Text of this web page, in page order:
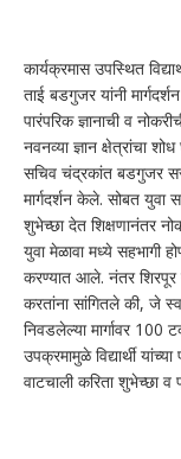
कार्यक्रमास उपस्थित
ताई बडगुजर यांनी
पारंपरिक ज्ञानाची व
नवनव्या ज्ञान क्षेत्रांचा
सचिव चंद्रकांत बडगुजर सर
मार्गदर्शन केले. सोबत युवा
शुभेच्छा देत शिक्षणानंतर
युवा मेळावा मध्ये सहभागी
करण्यात आले. नंतर शिरपूर
करतांना सांगितले की, जे
निवडलेल्या मार्गावर 100
उपक्रमामुळे विद्यार्थी
वाटचाली करिता शुभेच्छा व